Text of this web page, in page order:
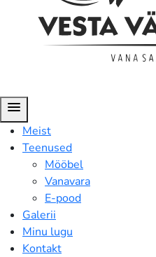
menu
Meist
Teenused
Mööbel
Vanavara
E-pood
Galerii
Minu lugu
Kontakt